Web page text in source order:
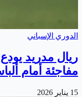
الدوري الإسباني
ريال مدريد
مفاجئة أمام
15 يناير 2026